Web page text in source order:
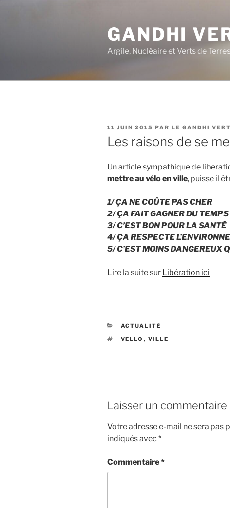
GANDHI
Argile, Nucléaire et Verts de Terres
PUBLIÉ
LE
11 JUIN 2015 PAR LE GANDHI VERT
Les raisons de se
Un article sympathique de
mettre au vélo en ville, puisse il
1/ ÇA NE COÛTE PAS CHER
2/ ÇA FAIT GAGNER DU TEMPS
3/ C’EST BON POUR LA SANTÉ
4/ ÇA RESPECTE
5/ C’EST MOINS DANGEREUX
Lire la suite sur Libération ici
CATÉGORIES
ACTUALITÉ
ÉTIQUETTES
VELLO , VILLE
Laisser un commentaire
Votre adresse e-mail ne sera pas
indiqués avec *
Commentaire*